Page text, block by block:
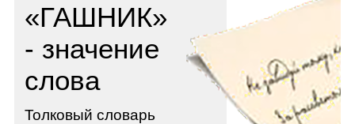
«ГАШНИК»
- значение
слова
Толковый словарь